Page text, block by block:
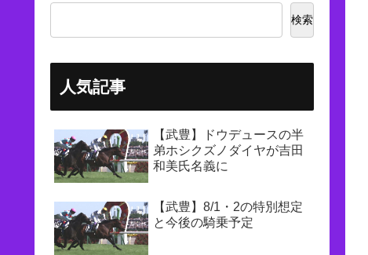
検索
人気記事
【武豊】ドウデュースの半
弟ホシクズノダイヤが吉田
和美氏名義に
【武豊】8/1・2の特別想定
と今後の騎乗予定